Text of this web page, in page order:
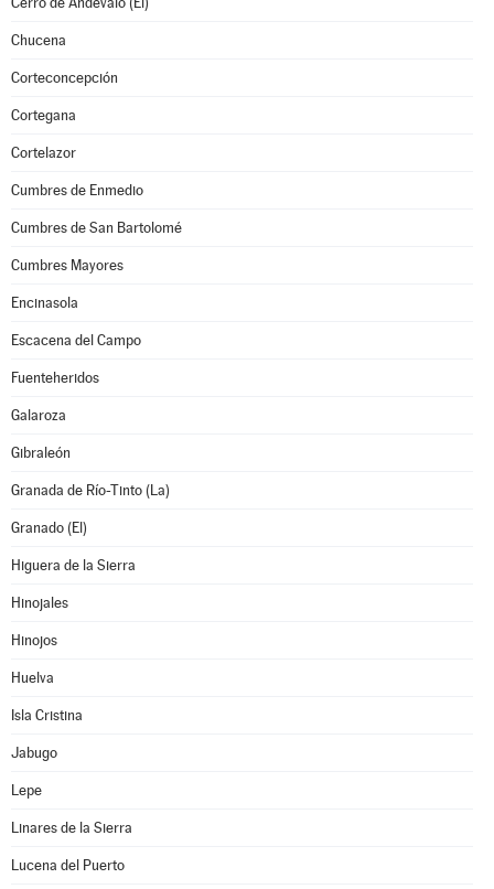
Chucena
Corteconcepción
Cortegana
Cortelazor
Cumbres de Enmedio
Cumbres de San Bartolomé
Cumbres Mayores
Encinasola
Escacena del Campo
Fuenteheridos
Galaroza
Gibraleón
Granada de Río-Tinto (La)
Granado (El)
Higuera de la Sierra
Hinojales
Hinojos
Huelva
Isla Cristina
Jabugo
Lepe
Linares de la Sierra
Lucena del Puerto